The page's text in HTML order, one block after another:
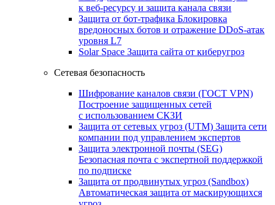
к веб‑ресурсу и защита канала связи
Защита от бот‑трафика Блокировка
вредоносных ботов и отражение DDoS‑атак
уровня L7
Solar Space Защита сайта от киберугроз
Сетевая безопасность
Шифрование каналов связи (ГОСТ VPN)
Построение защищенных сетей
с использованием СКЗИ
Защита от сетевых угроз (UTM) Защита сети
компании под управлением экспертов
Защита электронной почты (SEG)
Безопасная почта с экспертной поддержкой
по подписке
Защита от продвинутых угроз (Sandbox)
Автоматическая защита от маскирующихся